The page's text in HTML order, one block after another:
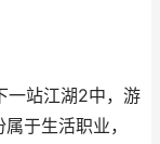
一站江湖2中，游
于生活职业，